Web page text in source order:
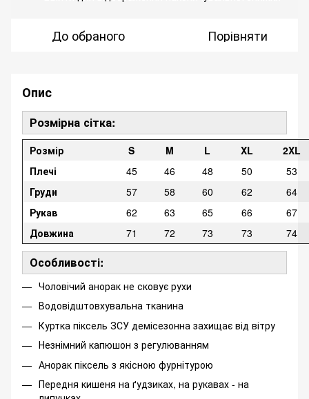
До обраного Порівняти
Опис
Розмірна сітка:
Розмір S M L XL
2XL
Плечі
45 46 48 50
53
Груди
57 58 60 62
64
Рукав
62 63 65 66
67
Довжина
71 72 73 73 74
Особливості:
Чоловічий анорак не сковує рухи
Водовідштовхувальна тканина
Куртка піксель ЗСУ демісезонна захищає від вітру
Незнімний капюшон з регулюванням
Анорак піксель з якісною фурнітурою
Передня кишеня на ґудзиках, на рукавах - на